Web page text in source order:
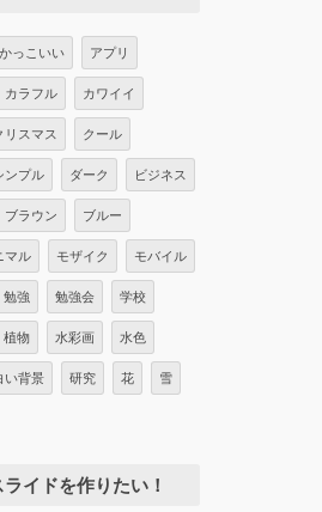
かっこいい アプリ
カラフル カワイイ
リスマス クール
ンプル ダーク ビジネス
ブラウン ブルー
マル モザイク モバイル
勉強 勉強会 学校
植物 水彩画 水色
い背景 研究 花 雪
イドを作りたい！